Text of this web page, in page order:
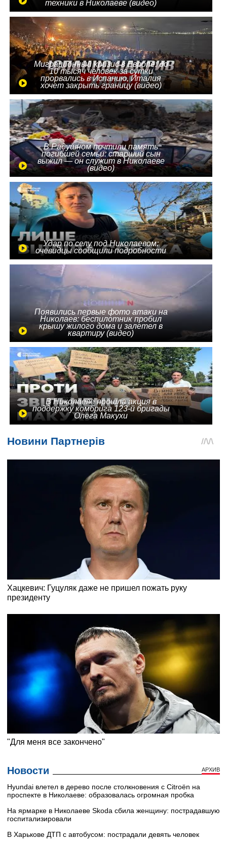
техники в Николаеве (видео)
Миграционный кризис в Европе: до
10 тысяч человек за сутки
прорвались в Испанию, Италия
хочет закрыть границу (видео)
В Радушном почтили память
погибшей семьи: старший сын
выжил — он служит в Николаеве
(видео)
Удар по селу под Николаевом:
очевидцы сообщили подробности
Появились первые фото атаки на
Николаев: беспилотник пробил
крышу жилого дома и залетел в
квартиру (видео)
В Николаеве прошла акция в
поддержку комбрига 123-й бригады
Олега Макухи
Новости АРХИВ
Hyundai влетел в дерево после столкновения с Citroën на
проспекте в Николаеве: образовалась огромная пробка
На ярмарке в Николаеве Skoda сбила женщину: пострадавшую
госпитализировали
В Харькове ДТП с автобусом: пострадали девять человек